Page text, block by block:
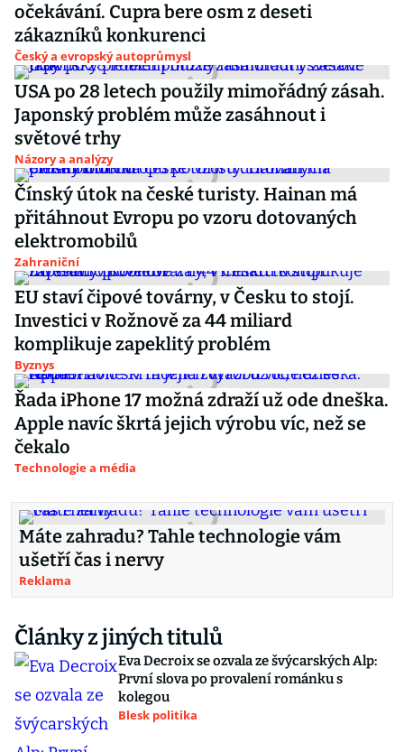
očekávání. Cupra bere osm z deseti
zákazníků konkurenci
Český a evropský autoprůmysl
USA po 28 letech použily mimořádný zásah.
Japonský problém může zasáhnout i
světové trhy
Názory a analýzy
Čínský útok na české turisty. Hainan má
přitáhnout Evropu po vzoru dotovaných
elektromobilů
Zahraniční
EU staví čipové továrny, v Česku to stojí.
Investici v Rožnově za 44 miliard
komplikuje zapeklitý problém
Byznys
Řada iPhone 17 možná zdraží už ode dneška.
Apple navíc škrtá jejich výrobu víc, než se
čekalo
Technologie a média
Máte zahradu? Tahle technologie vám
ušetří čas i nervy
Reklama
Články z jiných titulů
Eva Decroix se ozvala ze švýcarských Alp:
První slova po provalení románku s
kolegou
Blesk politika